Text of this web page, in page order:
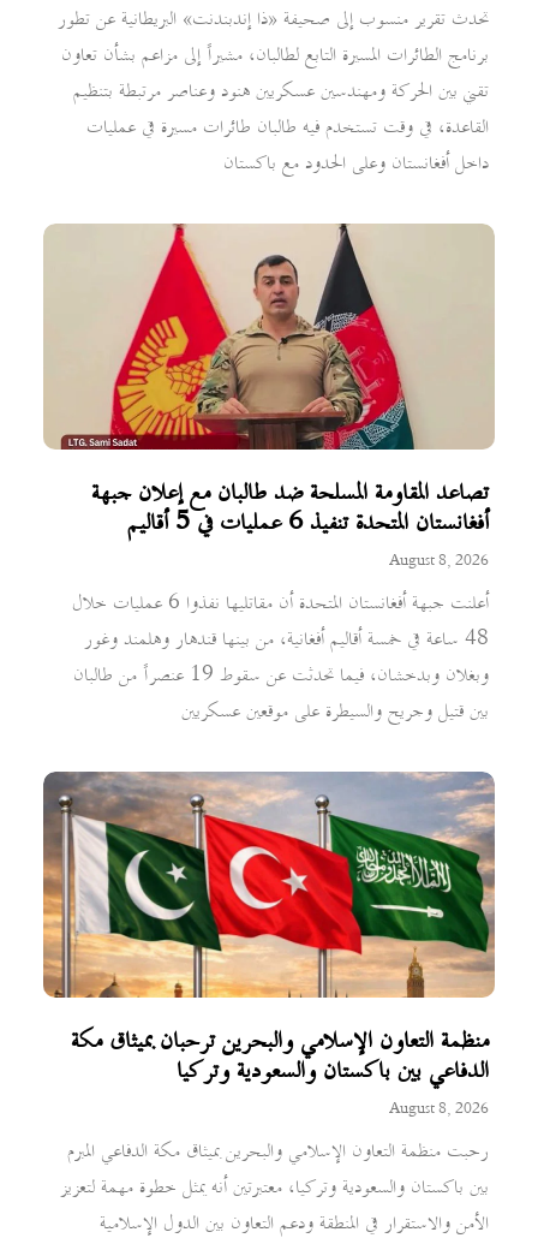
تحدث تقرير منسوب إلى صحيفة «ذا إندبندنت» البريطانية عن تطور
برنامج الطائرات المسيرة التابع لطالبان، مشيراً إلى مزاعم بشأن تعاون
تقني بين الحركة ومهندسين عسكريين هنود وعناصر مرتبطة بتنظيم
القاعدة، في وقت تستخدم فيه طالبان طائرات مسيرة في عمليات
داخل أفغانستان وعلى الحدود مع باكستان
تصاعد المقاومة المسلحة ضد طالبان مع إعلان جبهة
أفغانستان المتحدة تنفيذ 6 عمليات في 5 أقاليم
August 8, 2026
أعلنت جبهة أفغانستان المتحدة أن مقاتليها نفذوا 6 عمليات خلال
48 ساعة في خمسة أقاليم أفغانية، من بينها قندهار وهلمند وغور
وبغلان وبدخشان، فيما تحدثت عن سقوط 19 عنصراً من طالبان
بين قتيل وجريح والسيطرة على موقعين عسكريين
منظمة التعاون الإسلامي والبحرين ترحبان بميثاق مكة
الدفاعي بين باكستان والسعودية وتركيا
August 8, 2026
رحبت منظمة التعاون الإسلامي والبحرين بميثاق مكة الدفاعي المبرم
بين باكستان والسعودية وتركيا، معتبرتين أنه يمثل خطوة مهمة لتعزيز
الأمن والاستقرار في المنطقة ودعم التعاون بين الدول الإسلامية